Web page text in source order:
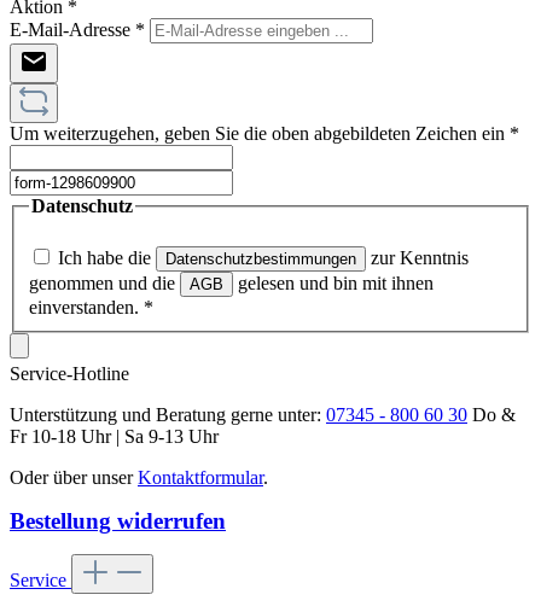
Aktion *
E-Mail-Adresse *
Um weiterzugehen, geben Sie die oben abgebildeten Zeichen ein *
Datenschutz
Ich habe die Datenschutzbestimmungen
zur Kenntnis
genommen und die
AGB
gelesen und bin mit ihnen
einverstanden. *
Service-Hotline
Unterstützung und Beratung gerne unter: 07345 - 800 60 30 Do &
Fr 10-18 Uhr | Sa 9-13 Uhr
Oder über unserKontaktformular.
Bestellung widerrufen
Service